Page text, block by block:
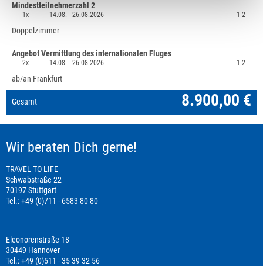
Mindestteilnehmerzahl 2
1x 14.08. -26.08.2026 1-2
Doppelzimmer
Angebot Vermittlung des internationalen Fluges
2x 14.08. -26.08.2026 1-2
ab/an Frankfurt
Gesamt 8.900,00 €
Wir beraten Dich gerne!
TRAVEL TO LIFE
Schwabstraße 22
70197 Stuttgart
Tel.: +49 (0)711 - 6583 80 80
Eleonorenstraße 18
30449 Hannover
Tel.: +49 (0)511 - 35 39 32 56